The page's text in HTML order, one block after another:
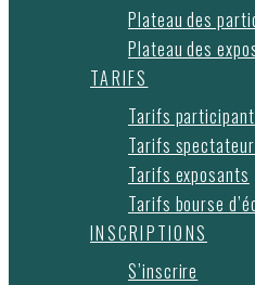
Plateau des
Plateau des
TARIFS
Tarifs
Tarifs
Tarifs exposants
Tarifs bourse
INSCRIPTIONS
S’inscrire